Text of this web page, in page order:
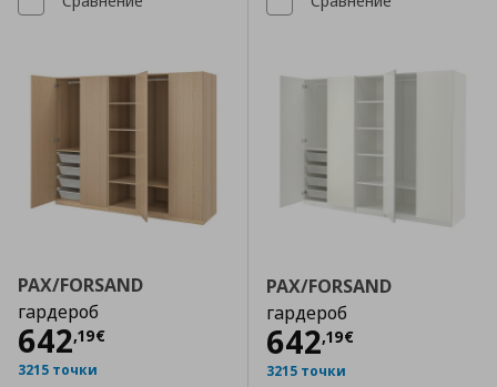
PAX/FORSAND
гардероб
642,19€
Цена
3215 точки
PAX/FORSAND
гардероб
642,19€
Цена
3215 точки